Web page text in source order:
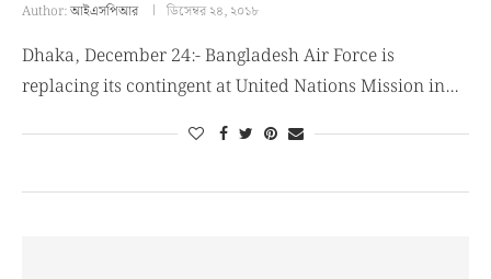
Author:আইএসপিআর ডিসেম্বর ২৪, ২০১৮
Dhaka, December 24:- Bangladesh Air Force is
replacing its contingent at United Nations Mission in…